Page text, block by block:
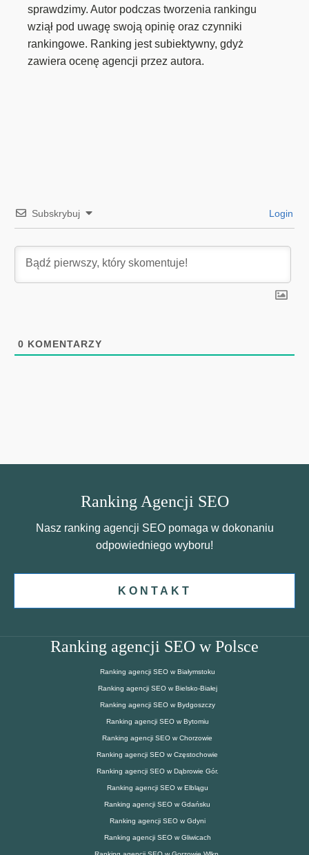
sprawdzimy. Autor podczas tworzenia rankingu
wziął pod uwagę swoją opinię oraz czynniki
rankingowe. Ranking jest subiektywny, gdyż
zawiera ocenę agencji przez autora.
Subskrybuj Login
0 KOMENTARZY
Ranking Agencji SEO
Nasz ranking agencji SEO pomaga w dokonaniu
odpowiedniego wyboru!
KONTAKT
Ranking agencji SEO w Polsce
Ranking agencji SEO w Białymstoku
Ranking agencji SEO w Bielsko-Białej
Ranking agencji SEO w Bydgoszczy
Ranking agencji SEO w Bytomiu
Ranking agencji SEO w Chorzowie
Ranking agencji SEO w Częstochowie
Ranking agencji SEO w Dąbrowie Gór.
Ranking agencji SEO w Elblągu
Ranking agencji SEO w Gdańsku
Ranking agencji SEO w Gdyni
Ranking agencji SEO w Gliwicach